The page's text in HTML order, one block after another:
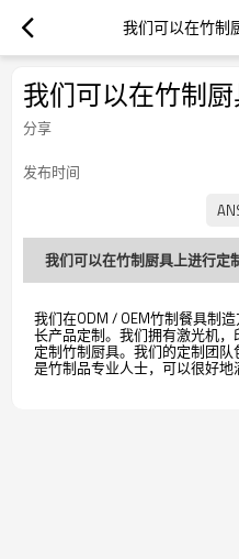
我们可以在竹制
我们可以在竹制厨
分享
发布时间
我们可以在竹制厨具上进行定
我们在ODM / OEM竹制餐具制
长产品定制。我们拥有激光机
定制竹制厨具。我们的定制团
是竹制品专业人士，可以很好地